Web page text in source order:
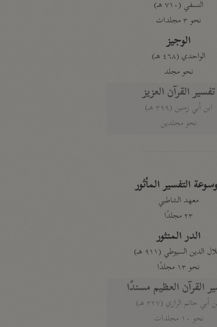
النسفي (٧١٠ هـ)
نحو ٣ مجلدات
الوجيز
الواحدي (٤٦٨ هـ)
نحو مجلد
تفسير القرآن العزيز
ابن أبي زمنين (٣٩٩ هـ)
نحو مجلدين
التفسير المأثور
معهد الشاطبي
٢٣ مجلدًا
الدر المنثور
الدين السيوطي (٩١١ هـ)
نحو ١٣ مجلدًا
القرآن العظيم مسندًا
أبي حاتم الرازي (٣٢٧ هـ)
نحو ١٠ مجلدات